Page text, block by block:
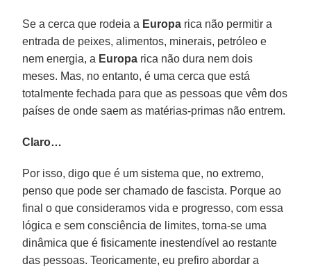
Se a cerca que rodeia a Europa rica não permitir a
entrada de peixes, alimentos, minerais, petróleo e
nem energia, a Europa rica não dura nem dois
meses. Mas, no entanto, é uma cerca que está
totalmente fechada para que as pessoas que vêm dos
países de onde saem as matérias-primas não entrem.
Claro…
Por isso, digo que é um sistema que, no extremo,
penso que pode ser chamado de fascista. Porque ao
final o que consideramos vida e progresso, com essa
lógica e sem consciência de limites, torna-se uma
dinâmica que é fisicamente inestendível ao restante
das pessoas. Teoricamente, eu prefiro abordar a